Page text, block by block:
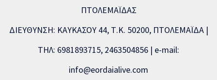
ΠΤΟΛΕΜΑΪΔΑΣ
ΔΙΕΥΘΥΝΣΗ: ΚΑΥΚΑΣΟΥ 44, Τ.Κ. 50200, ΠΤΟΛΕΜΑΪΔΑ |
ΤΗΛ: 6981893715, 2463504856 | e-mail:
info@eordaialive.com